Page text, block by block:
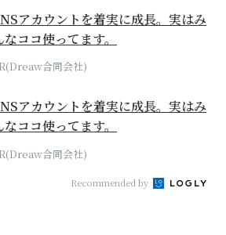
アカウントを着実に成長。実はみ
なココ使ってます。
合同会社)
アカウントを着実に成長。実はみ
なココ使ってます。
合同会社)
Recommended by